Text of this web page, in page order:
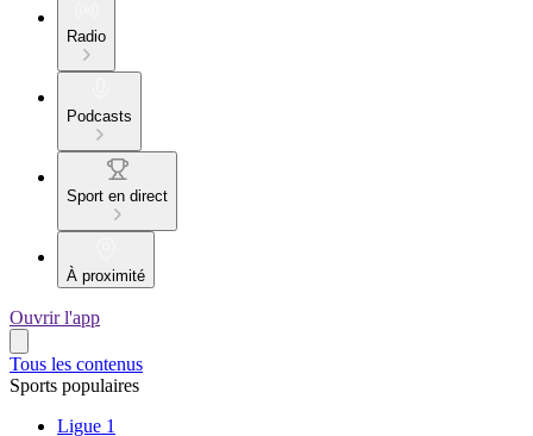
Radio
Podcasts
Sport en direct
À proximité
Ouvrir l'app
Tous les contenus
Sports populaires
Ligue 1